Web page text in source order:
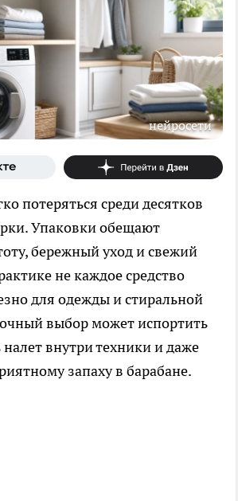
нейросети
потеряться среди десятков
Упаковки обещают
бережный уход и свежий
не каждое средство
для одежды и стиральной
выбор может испортить
налет внутри техники и даже
запаху в барабане.